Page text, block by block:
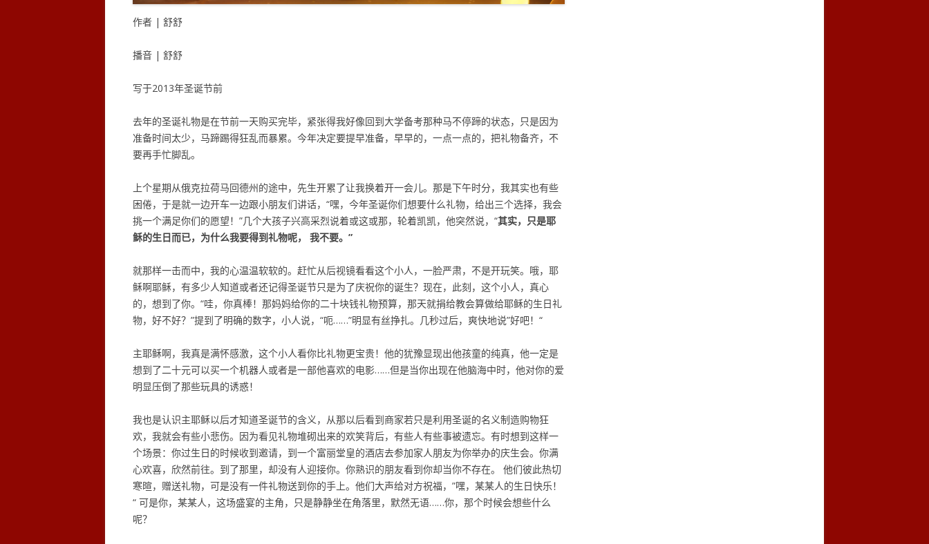
作者 | 舒舒
播音 | 舒舒
写于2013年圣诞节前
去年的圣诞礼物是在节前一天购买完毕，紧张得我好像回到大学备考那种马不停蹄的状态，只是因为
准备时间太少，马蹄踢得狂乱而暴累。今年决定要提早准备，早早的，一点一点的，把礼物备齐，不
要再手忙脚乱。
上个星期从俄克拉荷马回德州的途中，先生开累了让我换着开一会儿。那是下午时分，我其实也有些
困倦，于是就一边开车一边跟小朋友们讲话，“嘿，今年圣诞你们想要什么礼物，给出三个选择，我会
挑一个满足你们的愿望！”几个大孩子兴高采烈说着或这或那，轮着凯凯，他突然说，“其实，只是耶
稣的生日而已，为什么我要得到礼物呢， 我不要。”
就那样一击而中，我的心温温软软的。赶忙从后视镜看看这个小人，一脸严肃，不是开玩笑。哦，耶
稣啊耶稣，有多少人知道或者还记得圣诞节只是为了庆祝你的诞生？现在，此刻，这个小人，真心
的，想到了你。“哇，你真棒！那妈妈给你的二十块钱礼物预算，那天就捐给教会算做给耶稣的生日礼
物，好不好？”提到了明确的数字，小人说，“呃……”明显有丝挣扎。几秒过后，爽快地说”好吧！“
主耶稣啊，我真是满怀感激，这个小人看你比礼物更宝贵！他的犹豫显现出他孩童的纯真，他一定是
想到了二十元可以买一个机器人或者是一部他喜欢的电影……但是当你出现在他脑海中时，他对你的爱
明显压倒了那些玩具的诱惑！
我也是认识主耶稣以后才知道圣诞节的含义，从那以后看到商家若只是利用圣诞的名义制造购物狂
欢，我就会有些小悲伤。因为看见礼物堆砌出来的欢笑背后，有些人有些事被遗忘。有时想到这样一
个场景：你过生日的时候收到邀请，到一个富丽堂皇的酒店去参加家人朋友为你举办的庆生会。你满
心欢喜，欣然前往。到了那里，却没有人迎接你。你熟识的朋友看到你却当你不存在。 他们彼此热切
寒暄，赠送礼物，可是没有一件礼物送到你的手上。他们大声给对方祝福，”嘿，某某人的生日快乐！
“ 可是你，某某人，这场盛宴的主角，只是静静坐在角落里，默然无语……你，那个时候会想些什么
呢？